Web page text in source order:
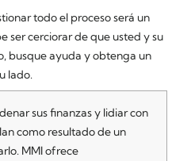
todo el proceso será un
ser cerciorar de que usted y su
busque ayuda y obtenga un
lado.
sus finanzas y lidiar con
como resultado de un
MMI ofrece